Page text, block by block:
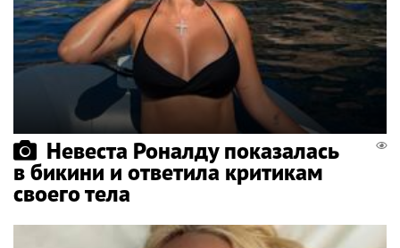
Невеста Роналду показалась
в бикини и ответила критикам
своего тела